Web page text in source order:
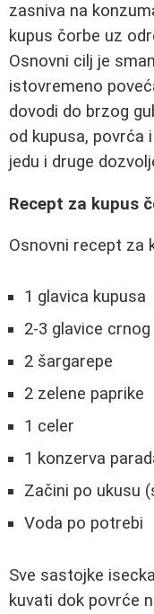
zasniva na
kupus čorbe uz
Osnovni cilj je
istovremeno
dovodi do brzog
od kupusa, povrća
jedu i druge
Recept za kupus
Osnovni recept za
1 glavica kupusa
2-3 glavice crnog
2 šargarepe
2 zelene paprike
1 celer
1 konzerva
Začini po ukusu
Voda po potrebi
Sve sastojke
kuvati dok povrće